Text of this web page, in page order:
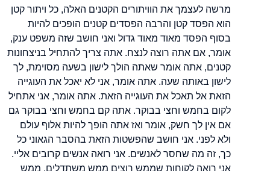
מרשה לעצמך את הוויתורים הקטנים האלה, כל ויתור קטן
הוא הפסד קטן והרבה הפסדים קטנים הופכים להיות
בסוף הפסד מאוד מאוד גדול ואני חושב שזה משפט ענק,
אומר, אם אתה רוצה לנצח. אתה צריך להתחיל בניצחונות
קטנים, אתה אומר שאתה הולך לישון בשעה מסוימת, לך
לישון באותה שעה. אתה אומר, אני לא יאכל את העוגייה
הזאת אל תאכל את העוגייה הזאת. אתה אומר, אני אתחיל
לקום בחמש וחצי בבוקר. אתה קם בחמש וחצי בבוקר גם
אם אין לך חשק, אומר ואז אתה הופך להיות אלוף עולם
ולא לפני. אני חושב שהפשטות הזאת בהסבר הגאוני כל
כך, זה מה שחסר לאנשים. אני רואה אנשים קרובים אליי.
אני רואה לקוחות שממש רוצים ממש משתדלים. ממש